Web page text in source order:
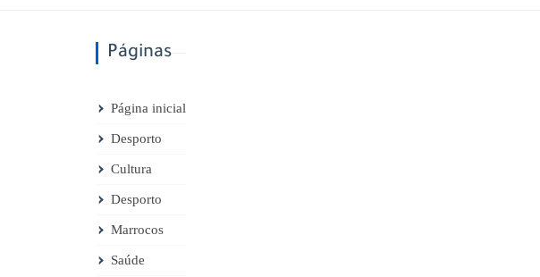
Páginas
Página inicial
Desporto
Cultura
Desporto
Marrocos
Saúde